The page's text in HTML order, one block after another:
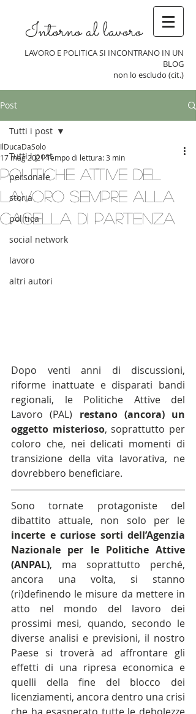
Intorno al lavoro
LAVORO E POLITICA SI INCONTRANO IN UN
BLOG
non lo escludo (cit.)
Post
Tutti i post
personale
storia
politica
social network
lavoro
altri autori
Tutti i post
Politiche Attive del
Lavoro sempre alla
casella di partenza
IlDucaDaSolo
17 mag 2021Tempo di lettura: 3 min
Dopo venti anni di discussioni,
riforme inattuate e disparati bandi
regionali, le Politiche Attive del
Lavoro (PAL) restano (ancora) un
oggetto misterioso, soprattutto per
coloro che, nei delicati momenti di
transizione della vita lavorativa, ne
dovrebbero beneficiare.
Sono tornate protagoniste del
incerte e curiose sorti dell’Agenzia
Nazionale per le Politiche Attive
(ANPAL), ma soprattutto perché,
ancora una volta, si stanno
(ri)definendo le misure da mettere in
atto nel mondo del lavoro dei
prossimi mesi, quando, secondo le
diverse analisi e previsioni, il nostro
Paese si troverà ad affrontare gli
effetti di una ripresa economica e
quelli della fine del blocco dei
licenziamenti, ancora dentro una crisi